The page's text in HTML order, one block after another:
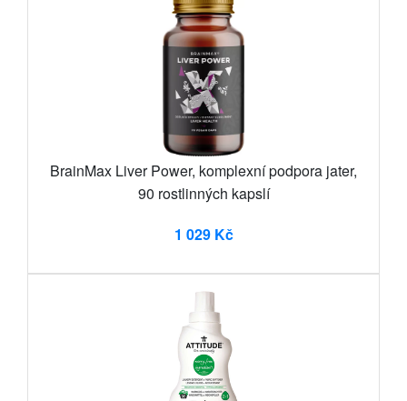
BrainMax Liver Power, komplexní podpora jater,
90 rostlinných kapslí
1 029 Kč